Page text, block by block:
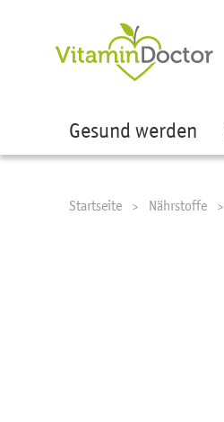
Gesund werden
Startseite Nährstoffe